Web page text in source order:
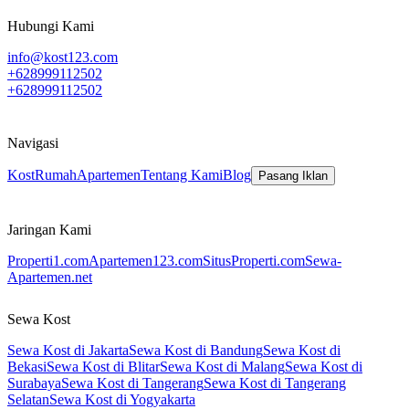
Hubungi Kami
info@kost123.com
+628999112502
+628999112502
Navigasi
KostRumahApartemenTentang KamiBlog Pasang Iklan
Jaringan Kami
Properti1.comApartemen123.comSitusProperti.comSewa-
Apartemen.net
Sewa Kost
Sewa Kost di JakartaSewa Kost di BandungSewa Kost di
BekasiSewa Kost di BlitarSewa Kost di MalangSewa Kost di
SurabayaSewa Kost di TangerangSewa Kost di Tangerang
SelatanSewa Kost di Yogyakarta